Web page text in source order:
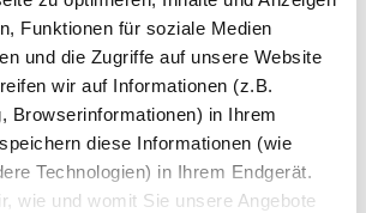
Funktionen für soziale Medien
und die Zugriffe auf unsere Website
wir auf Informationen (z.B.
Browserinformationen) in Ihrem
diese Informationen (wie
Technologien) in Ihrem Endgerät.
wie und womit Sie unsere Angebote
€ 500,–